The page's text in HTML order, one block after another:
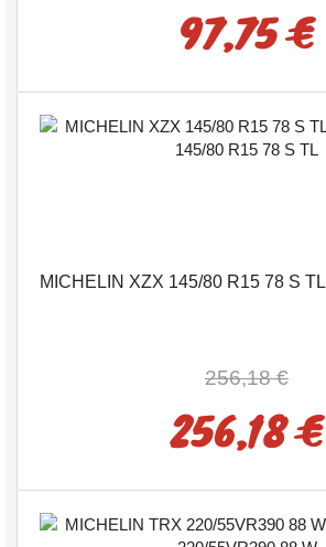
97,75 €
MICHELIN XZX 145/80 R15 78 S TL
256,18 €
256,18 €